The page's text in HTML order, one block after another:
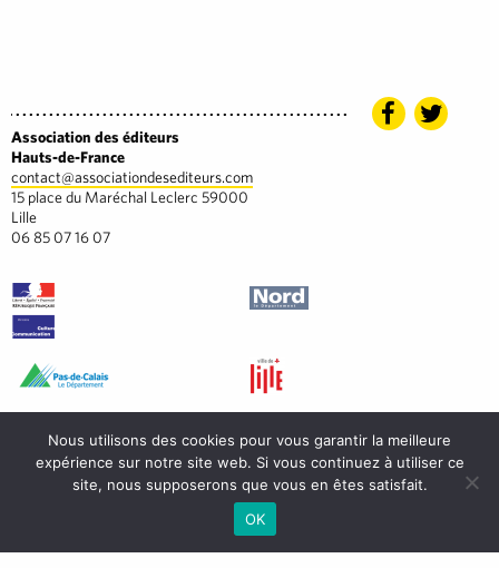
Association des éditeurs
Hauts-de-France
contact@associationdesediteurs.com
15 place du Maréchal Leclerc 59000
Lille
06 85 07 16 07
Nous utilisons des cookies pour vous garantir la meilleure
expérience sur notre site web. Si vous continuez à utiliser ce
site, nous supposerons que vous en êtes satisfait.
OK